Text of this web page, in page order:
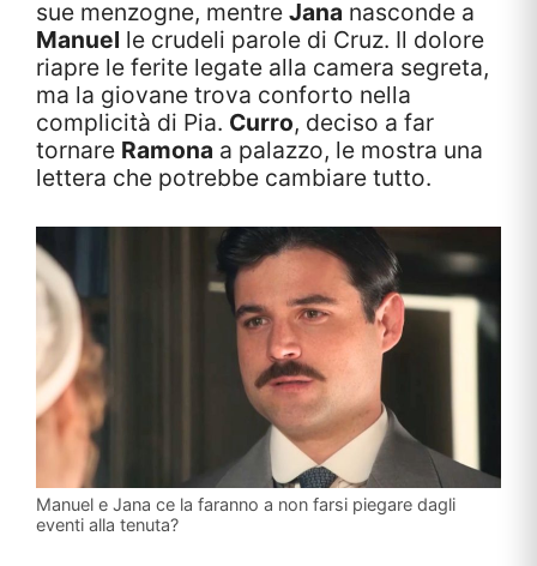
sue menzogne, mentre Jana nasconde a
Manuel le crudeli parole di Cruz. Il dolore
riapre le ferite legate alla camera segreta,
ma la giovane trova conforto nella
complicità di Pia. Curro, deciso a far
tornare Ramona a palazzo, le mostra una
lettera che potrebbe cambiare tutto.
Manuel e Jana ce la faranno a non farsi piegare dagli
eventi alla tenuta?